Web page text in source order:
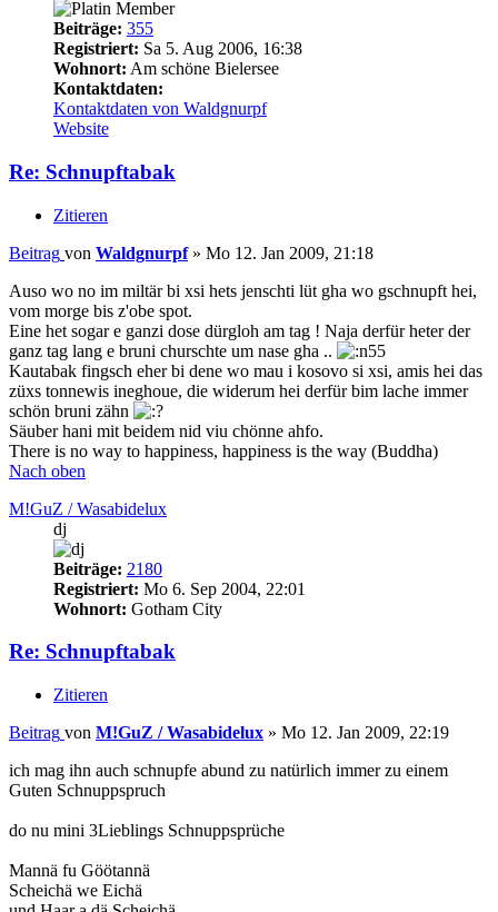
Beiträge: 355
Registriert: Sa 5. Aug 2006, 16:38
Wohnort: Am schöne Bielersee
Kontaktdaten:
Kontaktdaten von Waldgnurpf
Website
Re: Schnupftabak
Zitieren
Beitrag von Waldgnurpf» Mo 12. Jan 2009, 21:18
Auso wo no im miltär bi xsi hets jenschti lüt gha wo gschnupft hei,
vom morge bis z'obe spot.
Eine het sogar e ganzi dose dürgloh am tag ! Naja derfür heter der
ganz tag lang e bruni churschte um nase gha ..
Kautabak fingsch eher bi dene wo mau i kosovo si xsi, amis hei das
züxs tonnewis ineghoue, die widerum hei derfür bim lache immer
schön bruni zähn
Säuber hani mit beidem nid viu chönne ahfo.
There is no way to happiness, happiness is the way (Buddha)
Nach oben
M!GuZ / Wasabidelux
dj
Beiträge: 2180
Registriert: Mo 6. Sep 2004, 22:01
Wohnort: Gotham City
Re: Schnupftabak
Zitieren
Beitrag von M!GuZ / Wasabidelux » Mo 12. Jan 2009, 22:19
ich mag ihn auch schnupfe abund zu natürlich immer zu einem
Guten Schnuppspruch
do nu mini 3Lieblings Schnuppsprüche
Mannä fu Göötannä
Scheichä we Eichä